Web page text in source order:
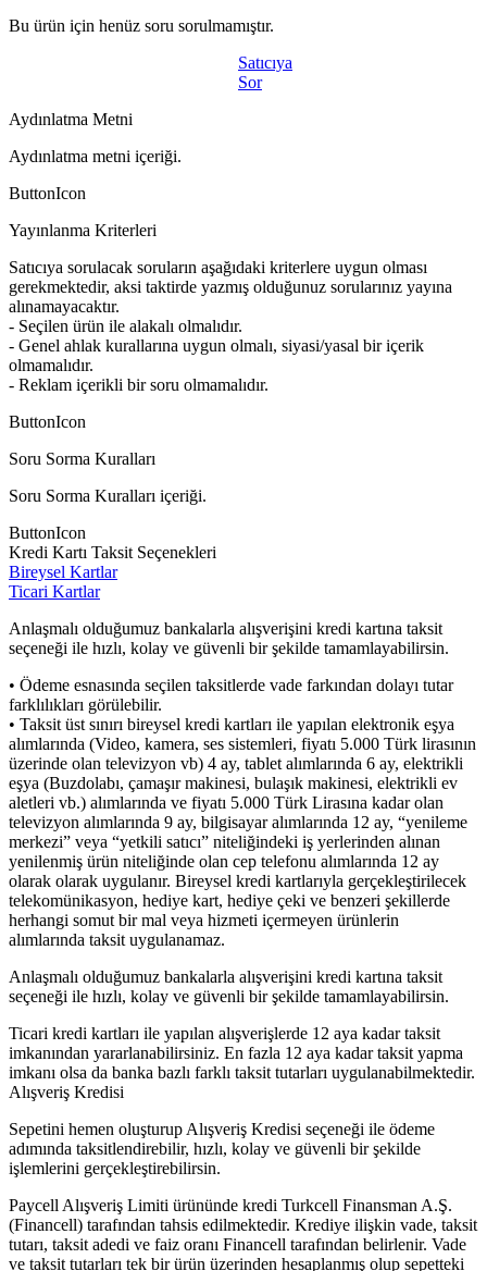
Bu ürün için henüz soru sorulmamıştır.
Satıcıya
Sor
Aydınlatma Metni
Aydınlatma metni içeriği.
ButtonIcon
Yayınlanma Kriterleri
Satıcıya sorulacak soruların aşağıdaki kriterlere uygun olması
gerekmektedir, aksi taktirde yazmış olduğunuz sorularınız yayına
alınamayacaktır.
- Seçilen ürün ile alakalı olmalıdır.
- Genel ahlak kurallarına uygun olmalı, siyasi/yasal bir içerik
olmamalıdır.
- Reklam içerikli bir soru olmamalıdır.
ButtonIcon
Soru Sorma Kuralları
Soru Sorma Kuralları içeriği.
ButtonIcon
Kredi Kartı Taksit Seçenekleri
Bireysel Kartlar
Ticari Kartlar
Anlaşmalı olduğumuz bankalarla alışverişini kredi kartına taksit
seçeneği ile hızlı, kolay ve güvenli bir şekilde tamamlayabilirsin.
• Ödeme esnasında seçilen taksitlerde vade farkından dolayı tutar
farklılıkları görülebilir.
• Taksit üst sınırı bireysel kredi kartları ile yapılan elektronik eşya
alımlarında (Video, kamera, ses sistemleri, fiyatı 5.000 Türk lirasının
üzerinde olan televizyon vb) 4 ay, tablet alımlarında 6 ay, elektrikli
eşya (Buzdolabı, çamaşır makinesi, bulaşık makinesi, elektrikli ev
aletleri vb.) alımlarında ve fiyatı 5.000 Türk Lirasına kadar olan
televizyon alımlarında 9 ay, bilgisayar alımlarında 12 ay, “yenileme
merkezi” veya “yetkili satıcı” niteliğindeki iş yerlerinden alınan
yenilenmiş ürün niteliğinde olan cep telefonu alımlarında 12 ay
olarak olarak uygulanır. Bireysel kredi kartlarıyla gerçekleştirilecek
telekomünikasyon, hediye kart, hediye çeki ve benzeri şekillerde
herhangi somut bir mal veya hizmeti içermeyen ürünlerin
alımlarında taksit uygulanamaz.
Anlaşmalı olduğumuz bankalarla alışverişini kredi kartına taksit
seçeneği ile hızlı, kolay ve güvenli bir şekilde tamamlayabilirsin.
Ticari kredi kartları ile yapılan alışverişlerde 12 aya kadar taksit
imkanından yararlanabilirsiniz. En fazla 12 aya kadar taksit yapma
imkanı olsa da banka bazlı farklı taksit tutarları uygulanabilmektedir.
Alışveriş Kredisi
Sepetini hemen oluşturup Alışveriş Kredisi seçeneği ile ödeme
adımında taksitlendirebilir, hızlı, kolay ve güvenli bir şekilde
işlemlerini gerçekleştirebilirsin.
Paycell Alışveriş Limiti ürününde kredi Turkcell Finansman A.Ş.
(Financell) tarafından tahsis edilmektedir. Krediye ilişkin vade, taksit
tutarı, taksit adedi ve faiz oranı Financell tarafından belirlenir. Vade
ve taksit tutarları tek bir ürün üzerinden hesaplanmış olup sepetteki